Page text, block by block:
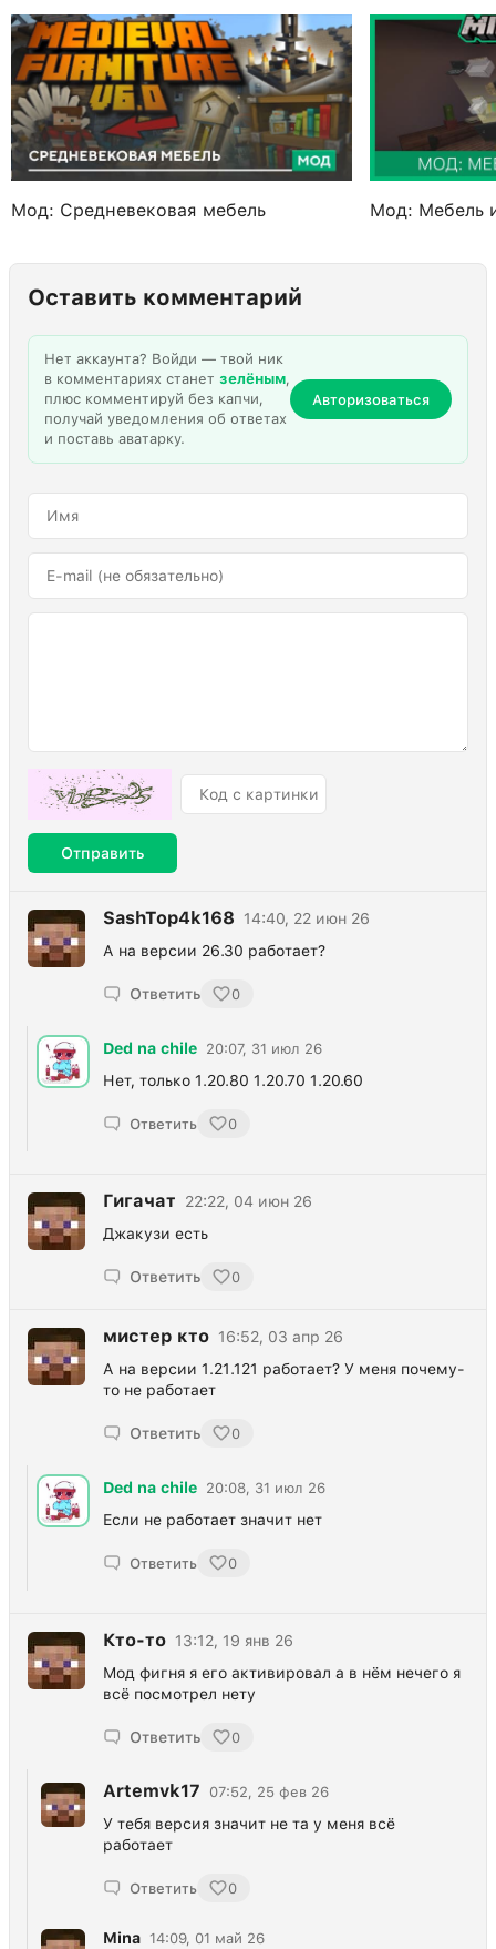
Мод: Средневековая мебель Мод: Мебель
Оставить комментарий
Нет аккаунта? Войди — твой ник
в комментариях станет зелёным,
плюс комментируй без капчи,
получай уведомления об ответах
и поставь аватарку.
Авторизоваться
Отправить
SashTop4k168
14:40, 22 июн 26
А на версии 26.30 работает?
Ответить 0
Ded na chile 20:07, 31 июл 26
Нет, только 1.20.80 1.20.70 1.20.60
Ответить 0
Гигачат
22:22, 04 июн 26
Джакузи есть
Ответить 0
мистер кто 16:52, 03 апр 26
А на версии 1.21.121 работает? У меня почему-
то не работает
Ответить 0
Ded na chile 20:08, 31 июл 26
Если не работает значит нет
Ответить 0
Кто-то 13:12, 19 янв 26
Мод фигня я его активировал а в нём нечего я
всё посмотрел нету
Ответить 0
Artemvk17 07:52, 25 фев 26
У тебя версия значит не та у меня всё
работает
Ответить 0
Mina 14:09, 01 май 26